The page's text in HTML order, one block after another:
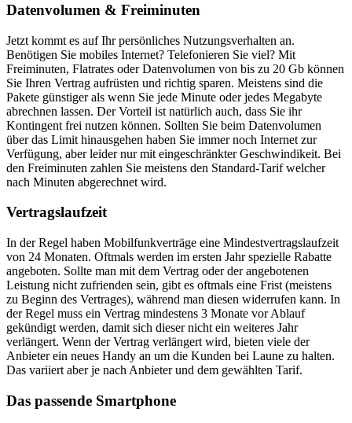
Datenvolumen & Freiminuten
Jetzt kommt es auf Ihr persönliches Nutzungsverhalten an.
Benötigen Sie mobiles Internet? Telefonieren Sie viel? Mit
Freiminuten, Flatrates oder Datenvolumen von bis zu 20 Gb können
Sie Ihren Vertrag aufrüsten und richtig sparen. Meistens sind die
Pakete günstiger als wenn Sie jede Minute oder jedes Megabyte
abrechnen lassen. Der Vorteil ist natürlich auch, dass Sie ihr
Kontingent frei nutzen können. Sollten Sie beim Datenvolumen
über das Limit hinausgehen haben Sie immer noch Internet zur
Verfügung, aber leider nur mit eingeschränkter Geschwindikeit. Bei
den Freiminuten zahlen Sie meistens den Standard-Tarif welcher
nach Minuten abgerechnet wird.
Vertragslaufzeit
In der Regel haben Mobilfunkverträge eine Mindestvertragslaufzeit
von 24 Monaten. Oftmals werden im ersten Jahr spezielle Rabatte
angeboten. Sollte man mit dem Vertrag oder der angebotenen
Leistung nicht zufrienden sein, gibt es oftmals eine Frist (meistens
zu Beginn des Vertrages), während man diesen widerrufen kann. In
der Regel muss ein Vertrag mindestens 3 Monate vor Ablauf
gekündigt werden, damit sich dieser nicht ein weiteres Jahr
verlängert. Wenn der Vertrag verlängert wird, bieten viele der
Anbieter ein neues Handy an um die Kunden bei Laune zu halten.
Das variiert aber je nach Anbieter und dem gewählten Tarif.
Das passende Smartphone